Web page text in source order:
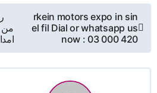
تصفّح
المقالات
rkein motors expo in sin
el fil Dial or whatsapp us
now : 03 000 420
من